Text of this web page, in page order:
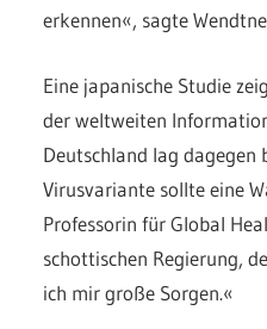
erkennen«, sagte
Eine japanische Studie
der weltweiten
Deutschland lag dagegen
Virusvariante sollte eine
Professorin für Global
schottischen Regierung,
ich mir große Sorgen.«